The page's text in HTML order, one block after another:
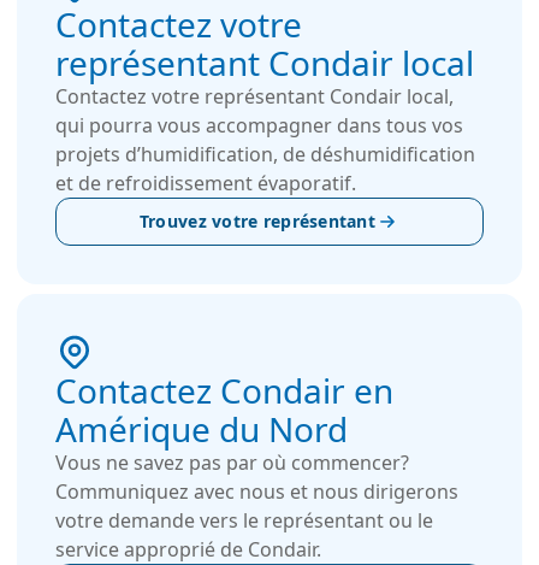
Contactez votre
représentant Condair local
Contactez votre représentant Condair local,
qui pourra vous accompagner dans tous vos
projets d’humidification, de déshumidification
et de refroidissement évaporatif.
Trouvez votre représentant
Contactez Condair en
Amérique du Nord
Vous ne savez pas par où commencer?
Communiquez avec nous et nous dirigerons
votre demande vers le représentant ou le
service approprié de Condair.